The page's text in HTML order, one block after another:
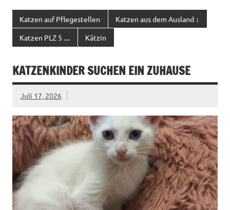
Katzen auf Pflegestellen Katzen aus dem Ausland ↓
Katzen PLZ 5 .... Kätzin
KATZENKINDER SUCHEN EIN ZUHAUSE
Juli 17, 2026